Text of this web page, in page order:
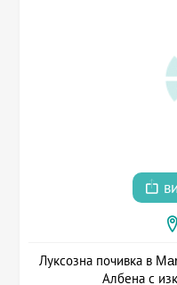
Луксозна почивка в
Албена с